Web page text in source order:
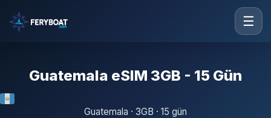
☰
Guatemala eSIM 3GB - 15 Gün
Guatemala · 3GB · 15 gün